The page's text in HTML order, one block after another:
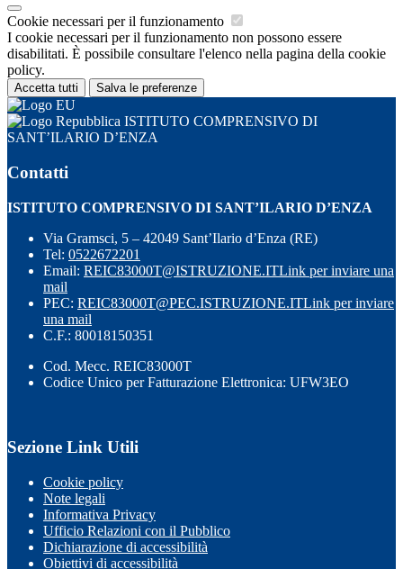
Cookie necessari per il funzionamento
I cookie necessari per il funzionamento non possono essere
disabilitati. È possibile consultare l'elenco nella pagina della cookie
policy.
Accetta tutti Salva le preferenze
ISTITUTO COMPRENSIVO DI
SANT’ILARIO D’ENZA
Contatti
ISTITUTO COMPRENSIVO DI SANT’ILARIO D’ENZA
Via Gramsci, 5 – 42049 Sant’Ilario d’Enza (RE)
Tel: 0522672201
Email: REIC83000T@ISTRUZIONE.ITLink per inviare una
mail
PEC: REIC83000T@PEC.ISTRUZIONE.ITLink per inviare
una mail
C.F.: 80018150351
Cod. Mecc. REIC83000T
Codice Unico per Fatturazione Elettronica: UFW3EO
Sezione Link Utili
Cookie policy
Note legali
Informativa Privacy
Ufficio Relazioni con il Pubblico
Dichiarazione di accessibilità
Obiettivi di accessibilità